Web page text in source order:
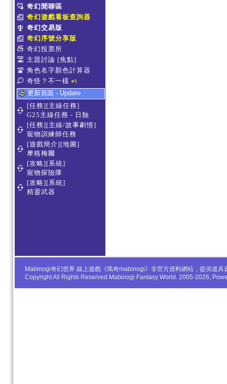
奇幻閒聊區
奇幻遊戲看板查詢器
奇幻交易版
奇幻序號分享版
奇幻投票所
主題討論 [焦點]
角色名字顏色計算器
奇怪？不一樣 #5
更新頁面 - Update
[任務][主線任務]
G25主線任務 - 日蝕
[任務][主線/故事劇情]
寵物訓練師任務
[遊戲簡介][地圖]
摩格梅爾
[攻略][系統]
寵物探險隊
[攻略][系統]
精靈武器
Mabinogi奇幻世界 線上遊戲《瑪奇mabinogi》非官方資料網站，提供道
Copyright All Rights Reserved Mabinogi Fantasy World. 2005-2026,